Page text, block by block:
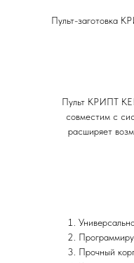
Пульт-заготовка
Пульт КРИПТ
совместим с
расширяет
Прочный